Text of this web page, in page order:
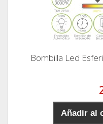
Bombilla Led
Añadir al